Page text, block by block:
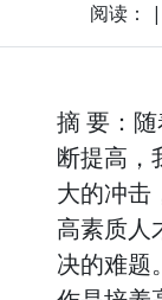
阅读：
摘 要：
断提高，
大的冲击
高素质人
决的难题